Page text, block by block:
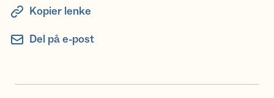
Kopier lenke
Del på e-post